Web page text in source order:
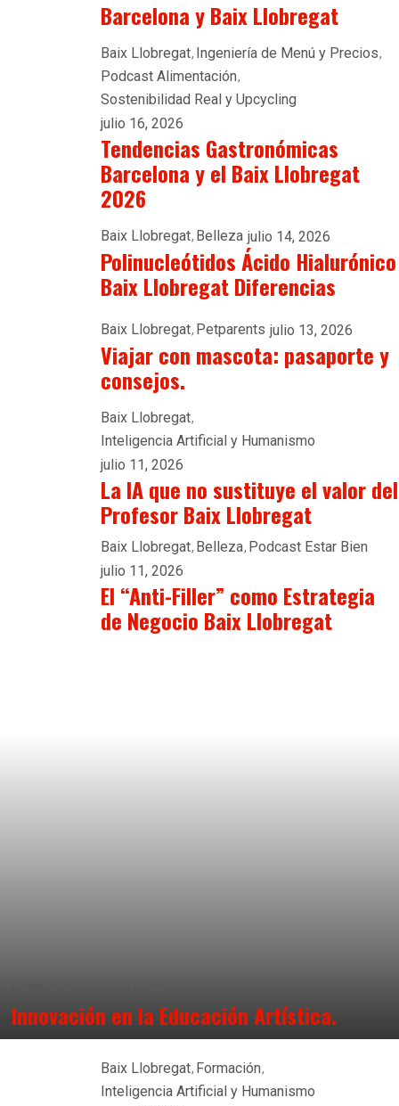
Barcelona y Baix Llobregat
Baix Llobregat Ingeniería de Menú y Precios
Podcast Alimentación
Sostenibilidad Real y Upcycling
julio 16, 2026
Tendencias Gastronómicas
Barcelona y el Baix Llobregat
2026
Baix Llobregat Belleza julio 14, 2026
Polinucleótidos Ácido Hialurónico
Baix Llobregat Diferencias
Baix Llobregat Petparents julio 13, 2026
Viajar con mascota: pasaporte y
consejos.
Baix Llobregat
Inteligencia Artificial y Humanismo
julio 11, 2026
La IA que no sustituye el valor del
Profesor Baix Llobregat
Baix Llobregat Belleza Podcast Estar Bien
julio 11, 2026
El “Anti-Filler” como Estrategia
de Negocio Baix Llobregat
Innovación en la Educación Artística.
Baix Llobregat Formación
Inteligencia Artificial y Humanismo